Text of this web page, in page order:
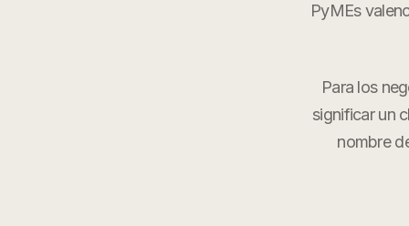
PyMEs
Para los
significar un
nombre